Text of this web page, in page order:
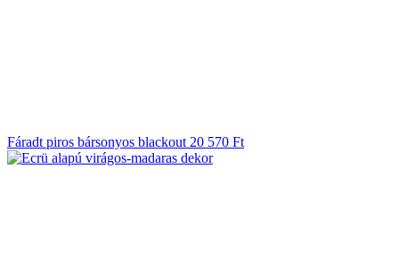
Fáradt piros bársonyos blackout 20 570 Ft